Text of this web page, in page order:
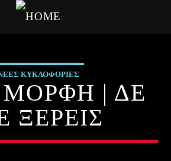
ΚΥΚΛΟΦΟΡΙΕΣ
| ΔΕ
ΞΕΡΕΙΣ